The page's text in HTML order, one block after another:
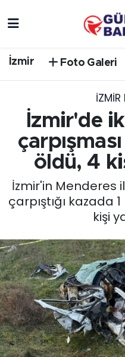
İzmir Foto Galeri
İZMIR
İzmir'de
öldü, 4
İzmir'in Menderes
çarpıştığı kazada
kişi
EGE
EĞİTİM
EKONOMİ
GÜNCEL
KÜLTÜR SANAT
MAGAZİN
POLİTİKA
Trafik Durumu
Süper Lig Puan
Tüm Manşetler
Son Dakika